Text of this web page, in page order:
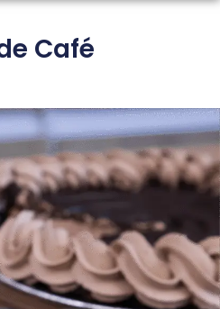
Café